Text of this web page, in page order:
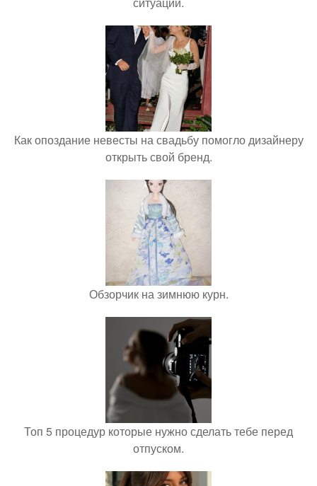
Как опоздание невесты на свадьбу помогло дизайнеру
открыть свой бренд.
Обзорчик на зимнюю курн.
Топ 5 процедур которые нужно сделать тебе перед
отпуском.